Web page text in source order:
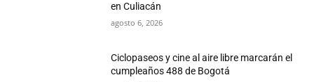
en Culiacán
agosto 6, 2026
Ciclopaseos y cine al aire libre marcarán el
cumpleaños 488 de Bogotá